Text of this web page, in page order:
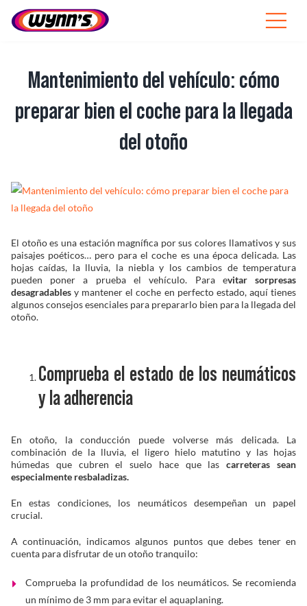
Toggle
SEARCH
Consejos
Noticias
Sobre Wynn’s
Encuentra un Distribuidor
Mantenimiento del vehículo: cómo
preparar bien el coche para la llegada
del otoño
View
Larger
El otoño es una estación magnífica por sus colores llamativos y sus
paisajes poéticos… pero para el coche es una época delicada. Las
hojas caídas, la lluvia, la niebla y los cambios de temperatura
pueden poner a prueba el vehículo. Para evitar sorpresas
desagradablesy mantener el coche en perfecto estado, aquí tienes
algunos consejos esenciales para prepararlo bien para la llegada del
otoño.
Comprueba el estado de los neumáticos
y la adherencia
En otoño, la conducción puede volverse más delicada. La
combinación de la lluvia, el ligero hielo matutino y las hojas
húmedas que cubren el suelo hace que lascarreteras sean
especialmente resbaladizas.
En estas condiciones, los neumáticos desempeñan un papel
crucial.
A continuación, indicamos algunos puntos que debes tener en
cuenta para disfrutar de un otoño tranquilo:
Comprueba la profundidad de los neumáticos. Se recomienda
un mínimo de 3 mm para evitar el aquaplaning.